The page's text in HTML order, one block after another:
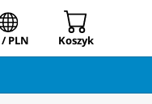
/ PLN Koszyk